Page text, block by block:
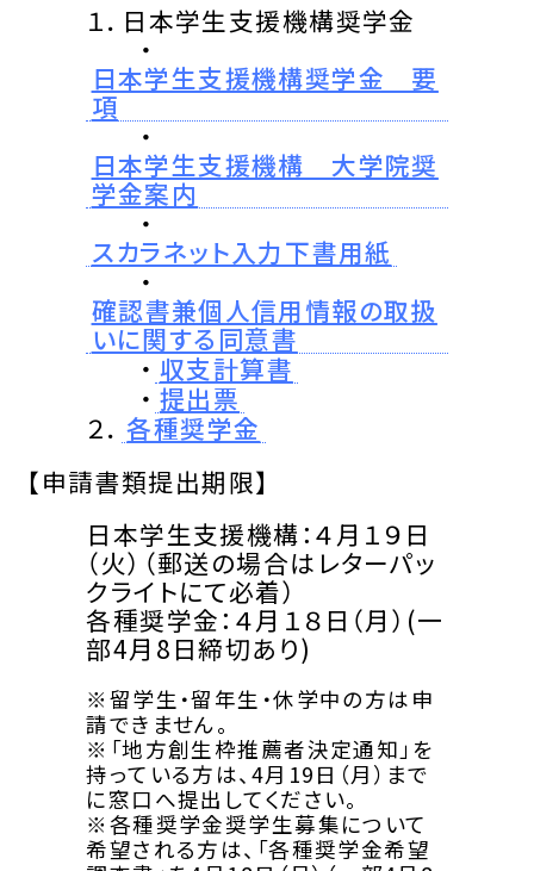
１．日本学生支援機構奨学金
・
日本学生支援機構奨学金 要
項
・
日本学生支援機構 大学院奨
学金案内
・
スカラネット入力下書用紙
・
確認書兼個人信用情報の取扱
いに関する同意書
・ 収支計算書
・ 提出票
２． 各種奨学金
【申請書類提出期限】
日本学生支援機構：４月１９日
（火）（郵送の場合はレターパッ
クライトにて必着）
各種奨学金：４月１８日（月）(一
部4月8日締切あり)
※留学生・留年生・休学中の方は申
請できません。
※「地方創生枠推薦者決定通知」を
持っている方は、4月19日（月）まで
に窓口へ提出してください。
※各種奨学金奨学生募集について
希望される方は、「各種奨学金希望